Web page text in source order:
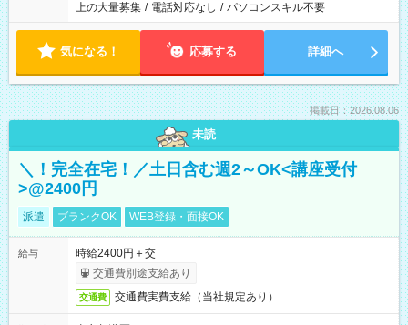
上の大量募集 / 電話対応なし / パソコンスキル不要
気になる！ 応募する 詳細へ
掲載日：2026.08.06
未読
＼！完全在宅！／土日含む週2～OK<講座受付
>@2400円
派遣 ブランクOK WEB登録・面接OK
給与
時給2400円＋交
交通費別途支給あり
交通費 交通費実費支給（当社規定あり）